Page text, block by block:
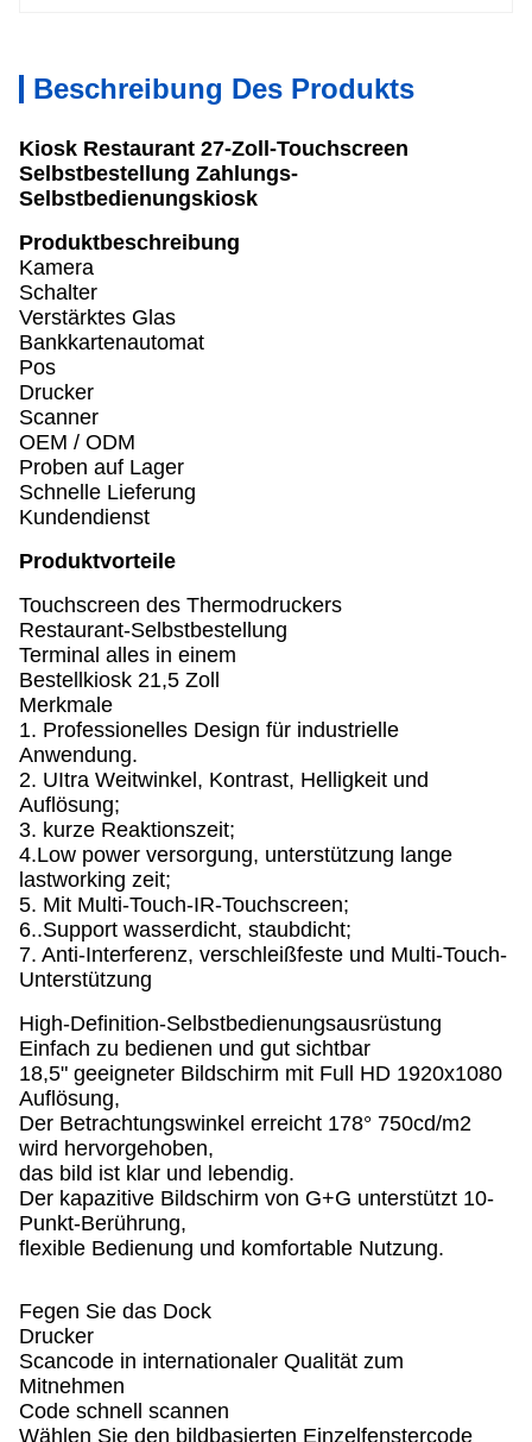
Beschreibung Des Produkts
Kiosk Restaurant 27-Zoll-Touchscreen
Selbstbestellung Zahlungs-
Selbstbedienungskiosk
Produktbeschreibung
Kamera
Schalter
Verstärktes Glas
Bankkartenautomat
Pos
Drucker
Scanner
OEM / ODM
Proben auf Lager
Schnelle Lieferung
Kundendienst
Produktvorteile
Touchscreen des Thermodruckers
Restaurant-Selbstbestellung
Terminal alles in einem
Bestellkiosk 21,5 Zoll
Merkmale
1. Professionelles Design für industrielle
Anwendung.
2. UItra Weitwinkel, Kontrast, Helligkeit und
Auflösung;
3. kurze Reaktionszeit;
4.Low power versorgung, unterstützung lange
lastworking zeit;
5. Mit Multi-Touch-IR-Touchscreen;
6..Support wasserdicht, staubdicht;
7. Anti-Interferenz, verschleißfeste und Multi-Touch-
Unterstützung
High-Definition-Selbstbedienungsausrüstung
Einfach zu bedienen und gut sichtbar
18,5" geeigneter Bildschirm mit Full HD 1920x1080
Auflösung,
Der Betrachtungswinkel erreicht 178° 750cd/m2
wird hervorgehoben,
das bild ist klar und lebendig.
Der kapazitive Bildschirm von G+G unterstützt 10-
Punkt-Berührung,
flexible Bedienung und komfortable Nutzung.
Fegen Sie das Dock
Drucker
Scancode in internationaler Qualität zum
Mitnehmen
Code schnell scannen
Wählen Sie den bildbasierten Einzelfenstercode